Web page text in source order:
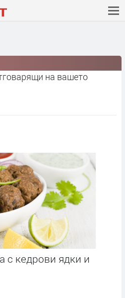
на вашето
с кедрови ядки и